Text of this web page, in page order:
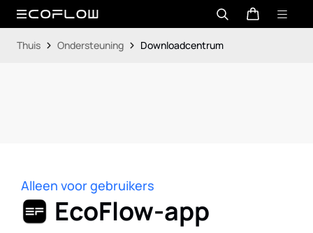
Thuis Ondersteuning Downloadcentrum
Alleen voor gebruikers
EcoFlow-app